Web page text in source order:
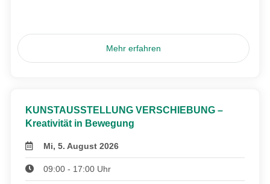
Mehr erfahren
KUNSTAUSSTELLUNG VERSCHIEBUNG –
Kreativität in Bewegung
Mi, 5. August 2026
09:00 - 17:00 Uhr